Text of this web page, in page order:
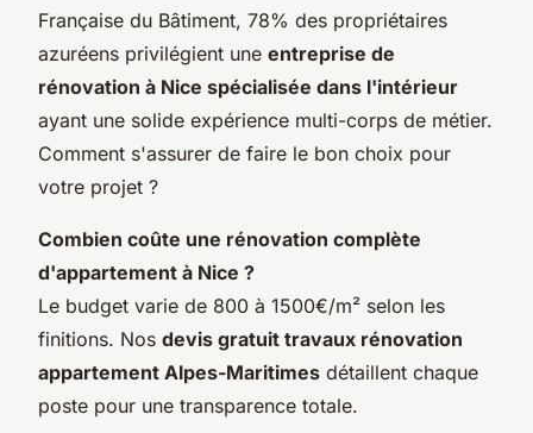
Française du Bâtiment, 78% des propriétaires
azuréens privilégient une entreprise de
rénovation à Nice spécialisée dans l'intérieur
ayant une solide expérience multi-corps de métier.
Comment s'assurer de faire le bon choix pour
votre projet ?
Combien coûte une rénovation complète
d'appartement à Nice ?
Le budget varie de 800 à 1500€/m² selon les
finitions. Nos devis gratuit travaux rénovation
appartement Alpes-Maritimes détaillent chaque
poste pour une transparence totale.